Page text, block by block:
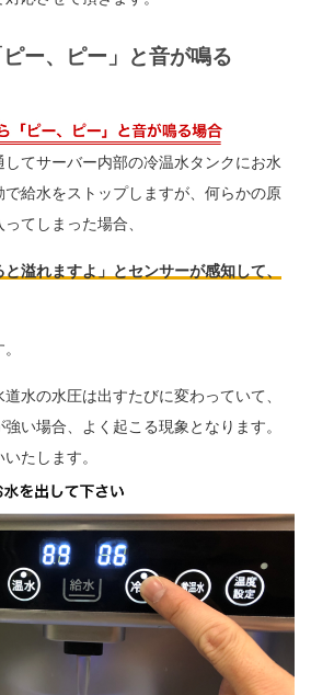
ー、ピー」と音が鳴る
てサーバー内部の冷温水タンクにお水
給水をストップしますが、何らかの原
てしまった場合、
と溢れますよ」とセンサーが感知して、
水の水圧は出すたびに変わっていて、
い場合、よく起こる現象となります。
たします。